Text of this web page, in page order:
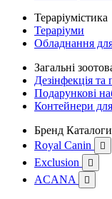
Тераріумістика
Тераріуми
Обладнання для
Загальні
Дезінфекція
Подарункові
Контейнери
Бренд Каталоги
Royal Canin

Exclusion 
ACANA 